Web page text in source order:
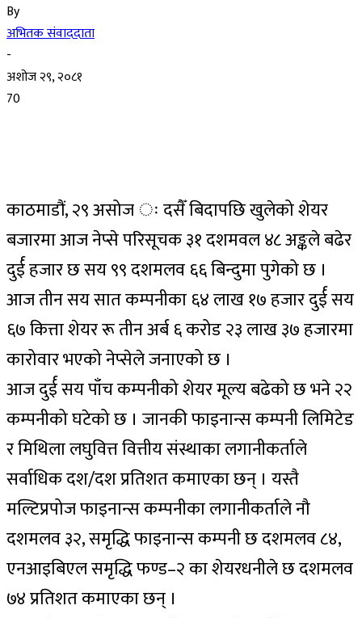
By
अभितक संवाददाता
-
अशोज २९, २०८१
70
काठमाडौं, २९ असोज ः दसैँ बिदापछि खुलेको शेयर
बजारमा आज नेप्से परिसूचक ३१ दशमवल ४८ अङ्कले बढेर
दुर्ई हजार छ सय ९९ दशमलव ६६ बिन्दुमा पुगेको छ ।
आज तीन सय सात कम्पनीका ६४ लाख १७ हजार दुर्ई सय
६७ कित्ता शेयर रू तीन अर्ब ६ करोड २३ लाख ३७ हजारमा
कारोवार भएको नेप्सेले जनाएको छ ।
आज दुर्ई सय पाँच कम्पनीको शेयर मूल्य बढेको छ भने २२
कम्पनीको घटेको छ । जानकी फाइनान्स कम्पनी लिमिटेड
र मिथिला लघुवित्त वित्तीय संस्थाका लगानीकर्ताले
सर्वाधिक दश/दश प्रतिशत कमाएका छन् । यस्तै
मल्टिप्रपोज फाइनान्स कम्पनीका लगानीकर्ताले नौ
दशमलव ३२, समृद्धि फाइनान्स कम्पनी छ दशमलव ८४,
एनआइबिएल समृद्धि फण्ड–२ का शेयरधनीले छ दशमलव
७४ प्रतिशत कमाएका छन् ।